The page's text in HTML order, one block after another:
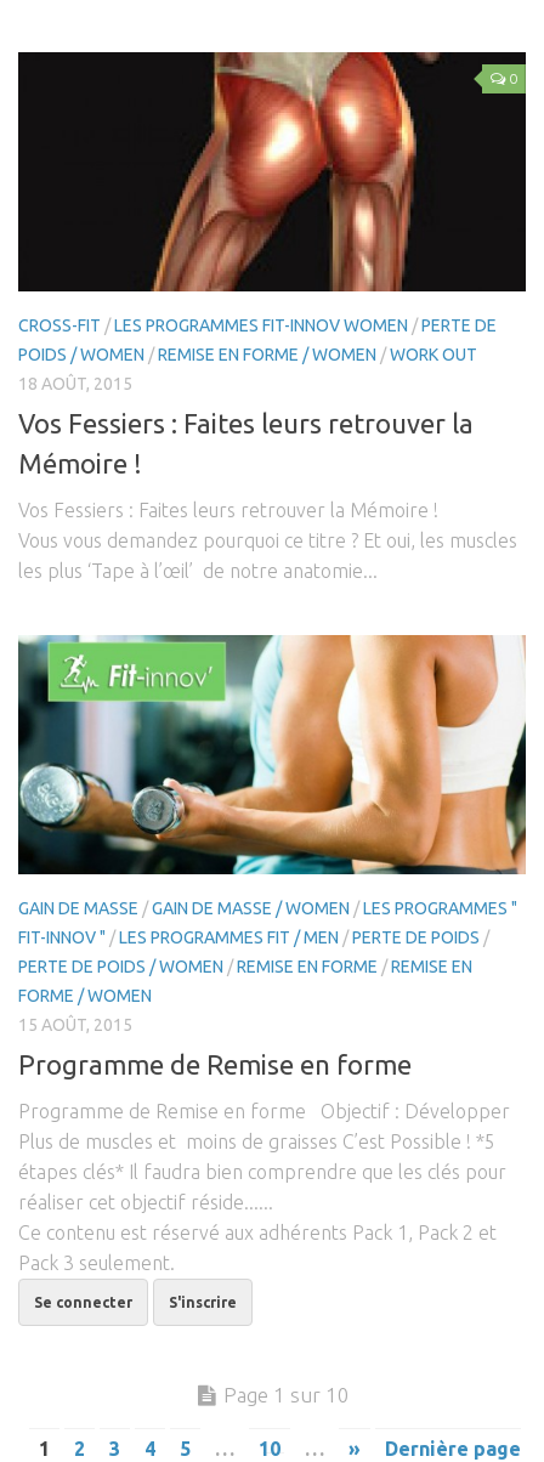
0
CROSS-FIT /LES PROGRAMMES FIT-INNOV WOMEN /PERTE DE
POIDS / WOMEN /REMISE EN FORME / WOMEN /WORK OUT
18 AOÛT, 2015
Vos Fessiers : Faites leurs retrouver la
Mémoire !
Vos Fessiers : Faites leurs retrouver la Mémoire !
Vous vous demandez pourquoi ce titre ? Et oui, les muscles
les plus ‘Tape à l’œil’ de notre anatomie...
GAIN DE MASSE /GAIN DE MASSE / WOMEN /LES PROGRAMMES "
FIT-INNOV " /LES PROGRAMMES FIT / MEN /PERTE DE POIDS /
PERTE DE POIDS / WOMEN /REMISE EN FORME /REMISE EN
FORME / WOMEN
15 AOÛT, 2015
Programme de Remise en forme
Programme de Remise en forme Objectif : Développer
Plus de muscles et moins de graisses C’est Possible ! *5
étapes clés* Il faudra bien comprendre que les clés pour
réaliser cet objectif réside......
Ce contenu est réservé aux adhérents Pack 1, Pack 2 et
Pack 3 seulement.
Se connecter S'inscrire
Page 1 sur 10
1 2 3 4 5 … 10 … » Dernière page